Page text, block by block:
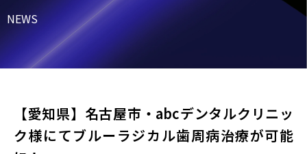
NEWS
【愛知県】名古屋市・abcデンタルクリニッ
ク様にてブルーラジカル歯周病治療が可能